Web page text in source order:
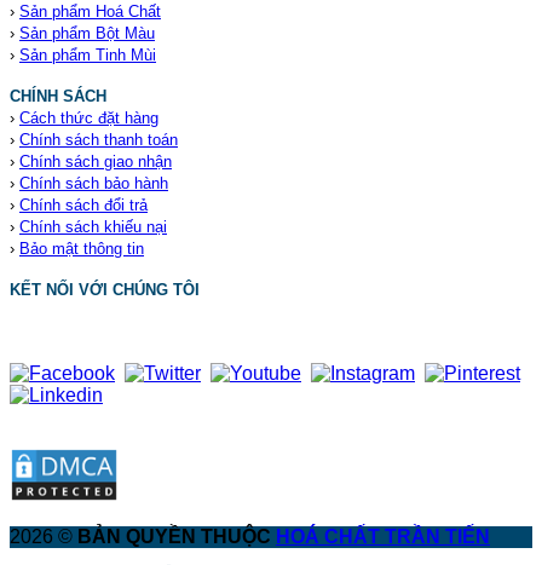
› Sản phẩm Hoá Chất
› Sản phẩm Bột Màu
› Sản phẩm Tinh Mùi
CHÍNH SÁCH
› Cách thức đặt hàng
› Chính sách thanh toán
› Chính sách giao nhận
› Chính sách bảo hành
› Chính sách đổi trả
› Chính sách khiếu nại
› Bảo mật thông tin
KẾT NỐI VỚI CHÚNG TÔI
2026 © BẢN QUYỀN THUỘC HOÁ CHẤT TRẦN TIẾN